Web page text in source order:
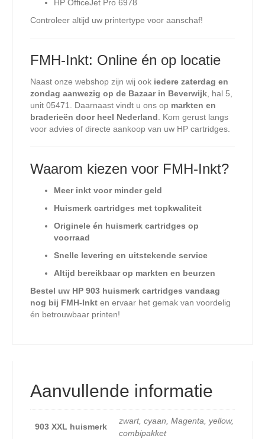
HP OfficeJet Pro 6978
Controleer altijd uw printertype voor aanschaf!
FMH-Inkt: Online én op locatie
Naast onze webshop zijn wij ook iedere zaterdag en
zondag aanwezig op de Bazaar in Beverwijk, hal 5,
unit 05471. Daarnaast vindt u ons op markten en
braderieën door heel Nederland. Kom gerust langs
voor advies of directe aankoop van uw HP cartridges.
Waarom kiezen voor FMH-Inkt?
Meer inkt voor minder geld
Huismerk cartridges met topkwaliteit
Originele én huismerk cartridges op
voorraad
Snelle levering en uitstekende service
Altijd bereikbaar op markten en beurzen
Bestel uw HP 903 huismerk cartridges vandaag
nog bij FMH-Inkt en ervaar het gemak van voordelig
én betrouwbaar printen!
Aanvullende informatie
903 XXL huismerk
zwart, cyaan, Magenta, yellow,
combipakket